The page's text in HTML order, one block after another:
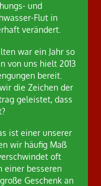
und
Flut in
verändert.
war ein Jahr so
von uns hielt 2013
bereit.
die Zeichen der
geleistet, dass
ist einer unserer
wir häufig Maß
oft
einer besseren
Geschenk an